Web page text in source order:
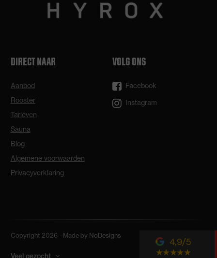
DIRECT NAAR
Aanbod
Rooster
Tarieven
Sauna
Blog
Algemene voorwaarden
Privacyverklaring
VOLG ONS
Facebook
Instagram
Copyright 2026 - Made by NoDesigns
Veel gezocht
4,9